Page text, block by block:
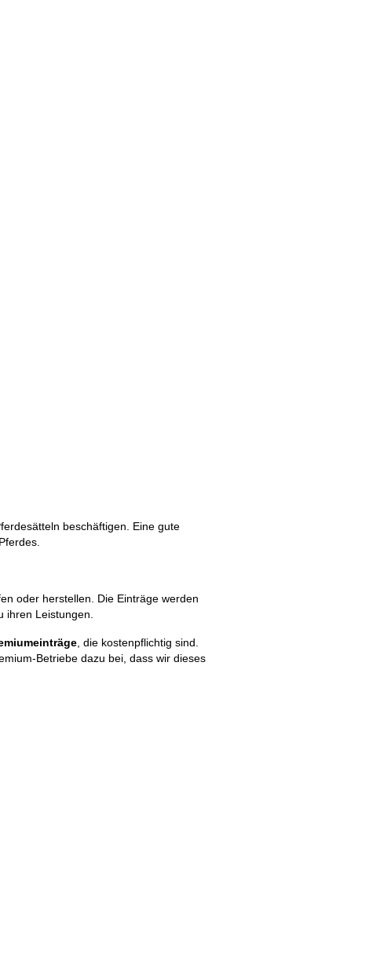
beschäftigen. Eine gute
oder herstellen. Die Einträge werden
ihren Leistungen.
, die kostenpflichtig sind.
Betriebe dazu bei, dass wir dieses